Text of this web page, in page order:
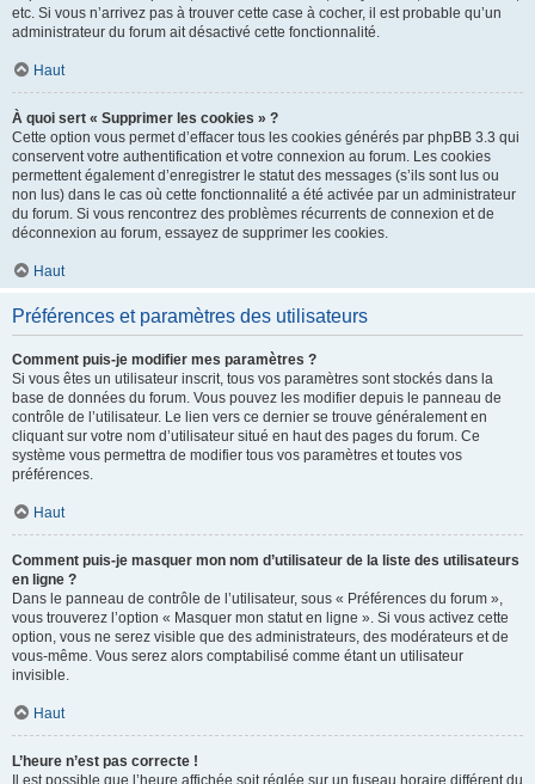
etc. Si vous n’arrivez pas à trouver cette case à cocher, il est probable qu’un
administrateur du forum ait désactivé cette fonctionnalité.
Haut
À quoi sert « Supprimer les cookies » ?
Cette option vous permet d’effacer tous les cookies générés par phpBB 3.3 qui
conservent votre authentification et votre connexion au forum. Les cookies
permettent également d’enregistrer le statut des messages (s’ils sont lus ou
non lus) dans le cas où cette fonctionnalité a été activée par un administrateur
du forum. Si vous rencontrez des problèmes récurrents de connexion et de
déconnexion au forum, essayez de supprimer les cookies.
Haut
Préférences et paramètres des utilisateurs
Comment puis-je modifier mes paramètres ?
Si vous êtes un utilisateur inscrit, tous vos paramètres sont stockés dans la
base de données du forum. Vous pouvez les modifier depuis le panneau de
contrôle de l’utilisateur. Le lien vers ce dernier se trouve généralement en
cliquant sur votre nom d’utilisateur situé en haut des pages du forum. Ce
système vous permettra de modifier tous vos paramètres et toutes vos
préférences.
Haut
Comment puis-je masquer mon nom d’utilisateur de la liste des utilisateurs
en ligne ?
Dans le panneau de contrôle de l’utilisateur, sous « Préférences du forum »,
vous trouverez l’option « Masquer mon statut en ligne ». Si vous activez cette
option, vous ne serez visible que des administrateurs, des modérateurs et de
vous-même. Vous serez alors comptabilisé comme étant un utilisateur
invisible.
Haut
L’heure n’est pas correcte !
Il est possible que l’heure affichée soit réglée sur un fuseau horaire différent du